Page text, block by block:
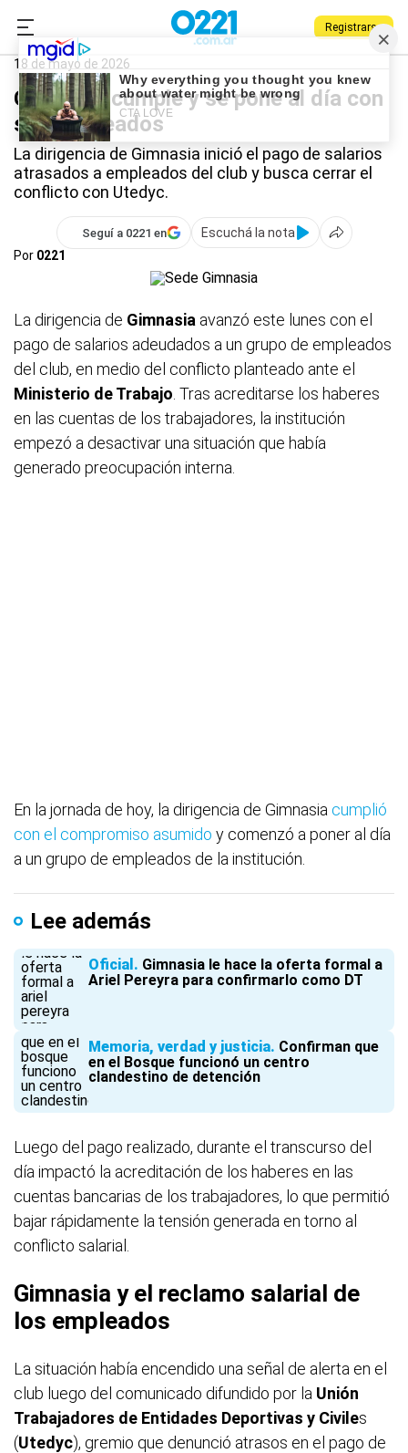
Registrarse
0221.com.ar Deportes
18 de mayo de 2026
Gimnasia cumple y se pone al día con
sus empleados
La dirigencia de Gimnasia inició el pago de salarios
atrasados a empleados del club y busca cerrar el
conflicto con Utedyc.
Seguí a 0221 en
Escuchá la nota
Por 0221
La dirigencia de Gimnasia avanzó este lunes con el
pago de salarios adeudados a un grupo de empleados
del club, en medio del conflicto planteado ante el
Ministerio de Trabajo . Tras acreditarse los haberes
en las cuentas de los trabajadores, la institución
empezó a desactivar una situación que había
generado preocupación interna.
En la jornada de hoy, la dirigencia de Gimnasia cumplió
con el compromiso asumido y comenzó a poner al día
a un grupo de empleados de la institución.
Lee además
Oficial
Gimnasia le hace la oferta formal a
Ariel Pereyra para confirmarlo como DT
Memoria, verdad y justicia Confirman que
en el Bosque funcionó un centro
clandestino de detención
Luego del pago realizado, durante el transcurso del
día impactó la acreditación de los haberes en las
cuentas bancarias de los trabajadores, lo que permitió
bajar rápidamente la tensión generada en torno al
conflicto salarial.
Gimnasia y el reclamo salarial de
los empleados
La situación había encendido una señal de alerta en el
club luego del comunicado difundido por la Unión
Trabajadores de Entidades Deportivas y Civiles
(Utedyc), gremio que denunció atrasos en el pago de